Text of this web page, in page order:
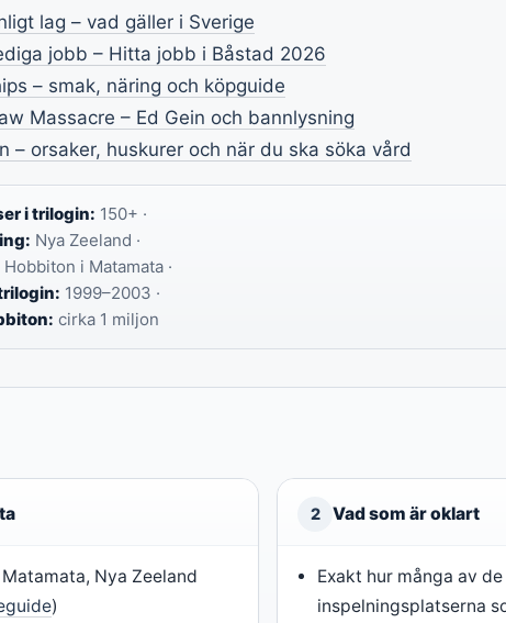
lag – vad gäller i Sverige
jobb – Hitta jobb i Båstad 2026
– smak, näring och köpguide
Massacre – Ed Gein och bannlysning
– orsaker, huskurer och när du ska söka vård
i trilogin: 150+ ·
Nya Zeeland ·
Hobbiton i Matamata ·
1999–2003 ·
cirka 1 miljon
Nya Zeeland
)
2 Vad som är oklart
Exakt hur många av
inspelningsplatserna